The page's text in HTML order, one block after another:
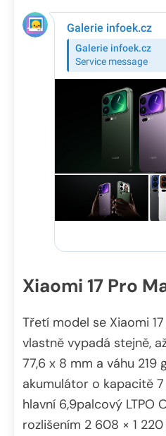
Xiaomi 17 Pro
Třetí model se Xiaomi
vlastně vypadá stejně,
77,6 x 8 mm a váhu 219
akumulátor o kapacitě
hlavní 6,9palcový LTPO
rozlišením 2 608 × 1